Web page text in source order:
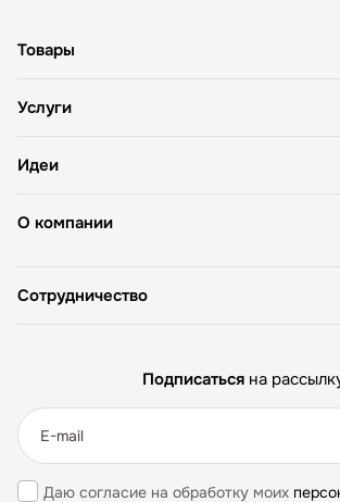
О компании
Товары
Услуги
Идеи
Сотрудничество
Подписаться на
Даю согласие на обработку моих